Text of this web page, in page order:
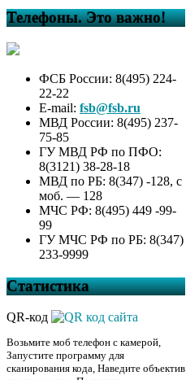
Телефоны. Это важно!
ФСБ России: 8(495) 224-
22-22
E-mail: fsb@fsb.ru
МВД России: 8(495) 237-
75-85
ГУ МВД РФ по ПФО:
8(3121) 38-28-18
МВД по РБ: 8(347) -128, с
моб. — 128
МЧС РФ: 8(495) 449 -99-
99
ГУ МЧС РФ по РБ: 8(347)
233-9999
Статистика
QR-код
Возьмите моб телефон с камерой,
Запустите программу для
сканирования кода, Наведите объектив